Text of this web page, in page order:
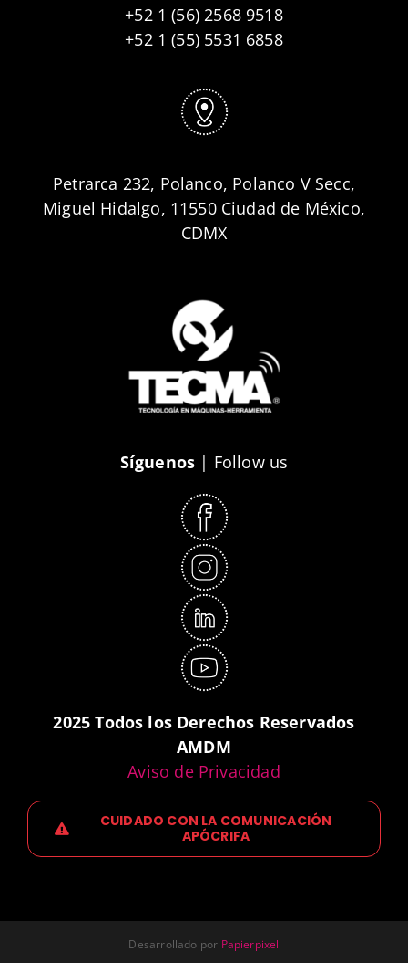
+52 1 (56) 2568 9518
+52 1 (55) 5531 6858
Petrarca 232, Polanco, Polanco V Secc,
Miguel Hidalgo, 11550 Ciudad de México,
CDMX
Síguenos | Follow us
2025 Todos los Derechos Reservados
AMDM
Aviso de Privacidad
CUIDADO CON LA COMUNICACIÓN
APÓCRIFA
Desarrollado por Papierpixel